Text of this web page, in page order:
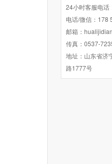
24小时客服电
电话/微信：178
邮箱：
传真：0537-
地址：山东省济
路1777号